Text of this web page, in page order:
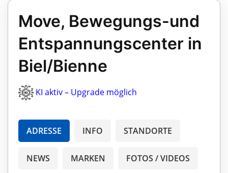
Move, Bewegungs-und
Entspannungscenter in
Biel/Bienne
KI aktiv – Upgrade möglich
ADRESSE INFO STANDORTE
NEWS MARKEN FOTOS / VIDEOS